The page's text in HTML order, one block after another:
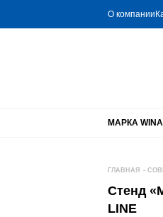
О компании
МАРКА
ГЛАВНАЯ -
Стенд
LINE